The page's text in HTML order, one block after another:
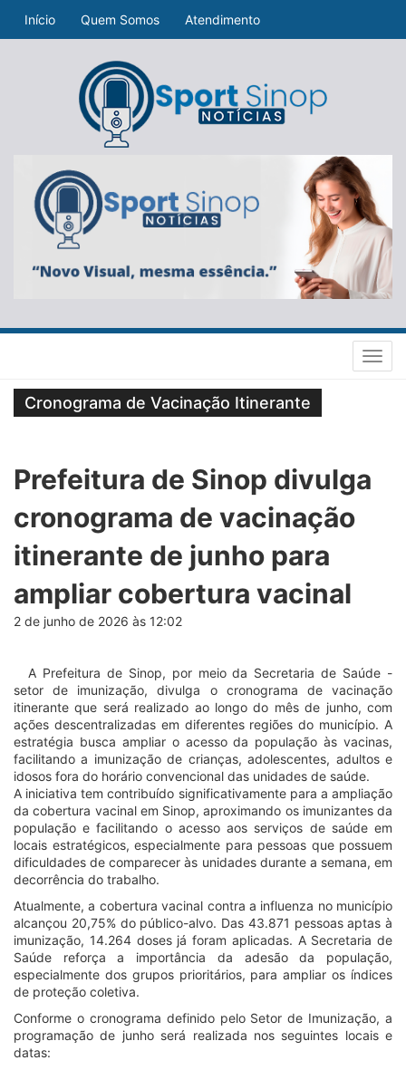
Início Quem Somos Atendimento
Cronograma de Vacinação Itinerante
Prefeitura de Sinop divulga
cronograma de vacinação
itinerante de junho para
ampliar cobertura vacinal
2 de junho de 2026 às 12:02
A Prefeitura de Sinop, por meio da Secretaria de Saúde -
setor de imunização, divulga o cronograma de vacinação
itinerante que será realizado ao longo do mês de junho, com
ações descentralizadas em diferentes regiões do município. A
estratégia busca ampliar o acesso da população às vacinas,
facilitando a imunização de crianças, adolescentes, adultos e
idosos fora do horário convencional das unidades de saúde.
A iniciativa tem contribuído significativamente para a ampliação
da cobertura vacinal em Sinop, aproximando os imunizantes da
população e facilitando o acesso aos serviços de saúde em
locais estratégicos, especialmente para pessoas que possuem
dificuldades de comparecer às unidades durante a semana, em
decorrência do trabalho.
Atualmente, a cobertura vacinal contra a influenza no município
alcançou 20,75% do público-alvo. Das 43.871 pessoas aptas à
imunização, 14.264 doses já foram aplicadas. A Secretaria de
Saúde reforça a importância da adesão da população,
especialmente dos grupos prioritários, para ampliar os índices
de proteção coletiva.
Conforme o cronograma definido pelo Setor de Imunização, a
programação de junho será realizada nos seguintes locais e
datas: